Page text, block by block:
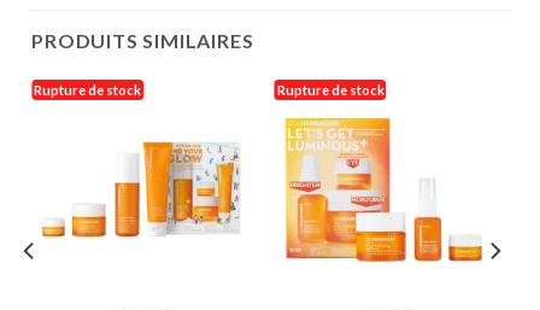
PRODUITS SIMILAIRES
Rupture de stock Rupture de stock